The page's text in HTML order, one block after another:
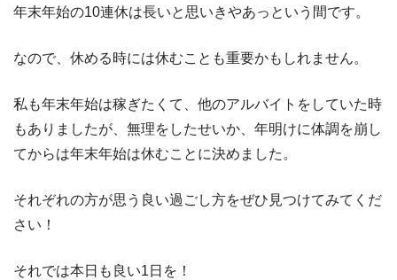
年末年始の10連休は長いと思いきやあっという間です。
なので、休める時には休むことも重要かもしれません。
私も年末年始は稼ぎたくて、他のアルバイトをしていた時
もありましたが、無理をしたせいか、年明けに体調を崩し
てからは年末年始は休むことに決めました。
それぞれの方が思う良い過ごし方をぜひ見つけてみてくだ
さい！
それでは本日も良い1日を！